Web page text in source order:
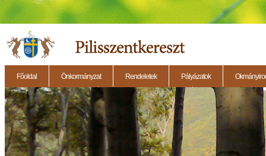
Főoldal Önkormányzat Rendeletek Pályázatok
2014.11.27. - Testületi ülés 2014.12.28. - Testületi ülés 2014.11.13. - Testületi